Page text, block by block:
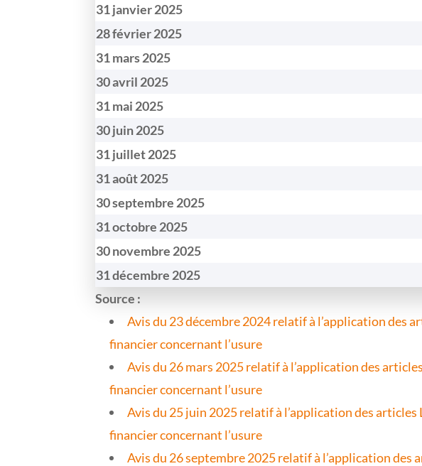
31 janvier 2025
28 février 2025
31 mars 2025
30 avril 2025
31 mai 2025
30 juin 2025
31 juillet 2025
31 août 2025
30 septembre 2025
31 octobre 2025
30 novembre 2025
31 décembre 2025
Source :
Avis du 23 décembre 2024 relatif à l’application des
financier concernant l’usure
Avis du 26 mars 2025 relatif à l’application des
financier concernant l’usure
Avis du 25 juin 2025 relatif à l’application des
financier concernant l’usure
Avis du 26 septembre 2025relatif à l’application des